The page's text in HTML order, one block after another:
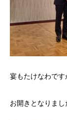
宴もたけなわで
お開きとなりまし